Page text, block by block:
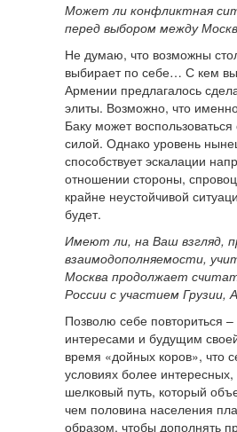
Может ли конфликтная
перед выбором между
Не думаю, что возможны
выбирает по себе… С кем
Армении предлагалось
элиты. Возможно, что
Баку может
силой. Однако уровень
способствует эскалации
отношении стороны,
крайне неустойчивой
будет.
Имеют ли, на Ваш взгляд,
взаимодополняемости,
Москва продолжает
России с участием
Позволю себе повториться
интересами и будущим
время «дойных коров», что
условиях более
шелковый путь, который
чем половина населения
образом, чтобы дополнять